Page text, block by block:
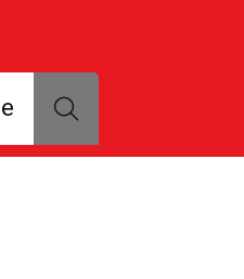
modèle ou